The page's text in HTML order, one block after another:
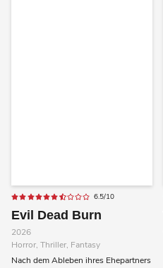
6.5/10
Evil Dead Burn
2026
Horror, Thriller, Fantasy
Nach dem Ableben ihres Ehepartners